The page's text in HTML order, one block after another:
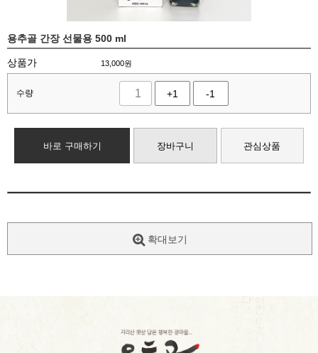
용추골 간장 선물용 500 ml
상품가 13,000원
수량 +1 -1
바로 구매하기 장바구니 관심상품
확대보기